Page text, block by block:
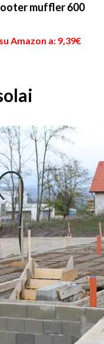
muffler 600
Amazon a: 9,39€